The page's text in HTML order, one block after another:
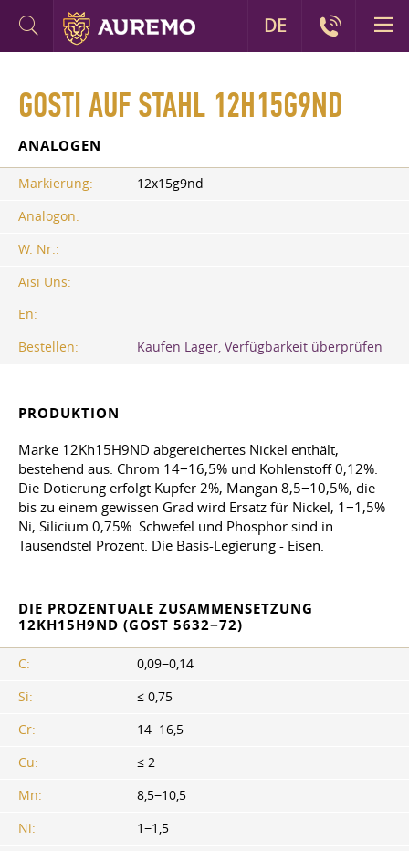
GOSTI AUF STAHL 12H15G9ND
ANALOGEN
Markierung:
12x15g9nd
Analogon:
W. Nr.:
Aisi Uns:
En:
Bestellen:
Kaufen Lager, Verfügbarkeit überprüfen
PRODUKTION
Marke 12Kh15H9ND abgereichertes Nickel enthält,
bestehend aus: Chrom 14−16,5% und Kohlenstoff 0,12%.
Die Dotierung erfolgt Kupfer 2%, Mangan 8,5−10,5%, die
bis zu einem gewissen Grad wird Ersatz für Nickel, 1−1,5%
Ni, Silicium 0,75%. Schwefel und Phosphor sind in
Tausendstel Prozent. Die Basis-Legierung - Eisen.
DIE PROZENTUALE ZUSAMMENSETZUNG
12KH15H9ND (GOST 5632−72)
C:
0,09−0,14
Si:
≤ 0,75
Cr:
14−16,5
Cu:
≤ 2
Mn:
8,5−10,5
Ni:
1−1,5
DE